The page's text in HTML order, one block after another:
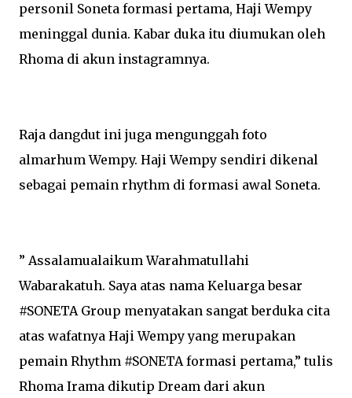
personil Soneta formasi pertama, Haji Wempy
meninggal dunia. Kabar duka itu diumukan oleh
Rhoma di akun instagramnya.
Raja dangdut ini juga mengunggah foto
almarhum Wempy. Haji Wempy sendiri dikenal
sebagai pemain rhythm di formasi awal Soneta.
” Assalamualaikum Warahmatullahi
Wabarakatuh. Saya atas nama Keluarga besar
#SONETA Group menyatakan sangat berduka cita
atas wafatnya Haji Wempy yang merupakan
pemain Rhythm #SONETA formasi pertama,” tulis
Rhoma Irama dikutip Dream dari akun